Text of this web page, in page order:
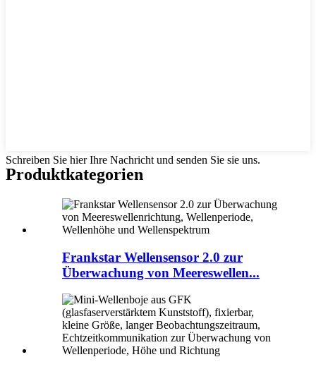
Schreiben Sie hier Ihre Nachricht und senden Sie sie uns.
Produktkategorien
Frankstar Wellensensor 2.0 zur
Überwachung von Meereswellen...